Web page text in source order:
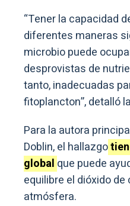
“Tener la capacidad
diferentes maneras
microbio puede
desprovistas de
tanto, inadecuadas
fitoplancton”, detalló
Para la autora
Doblin, el hallazgo
global que puede
equilibre el dióxido de
atmósfera.